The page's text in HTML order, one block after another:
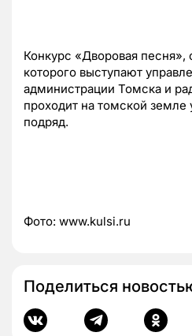
Конкурс «Дворовая песня»,
которого выступают
администрации Томска и
проходит на томской
подряд.
Фото: www.kulsi.ru
Поделиться